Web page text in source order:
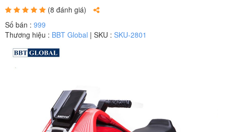
(8 đánh giá)
Số bán : 999
Thương hiệu : BBT Global | SKU : SKU-2801